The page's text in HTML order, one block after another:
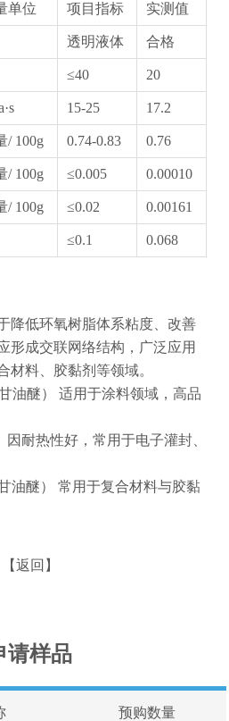
单位 项目指标 实测值
透明液体 合格
≤40 20
15-25 17.2
/ 100g 0.74-0.83 0.76
/ 100g ≤0.005 0.00010
/ 100g ≤0.02 0.00161
≤0.1 0.068
降低环氧树脂体系粘度、改善
形成交联网络结构，广泛应用
材料、胶黏剂等领域。
油醚）‌ 适用于涂料领域，高品
耐热性好，常用于电子灌封、
油醚）‌ 常用于复合材料与胶黏
【返回】
请样品
预购数量